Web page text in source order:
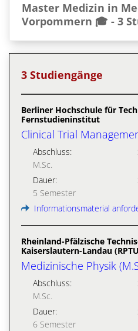
Master Medizin in
Vorpommern 🎓 - 3
3 Studiengänge
Berliner Hochschule für
Fernstudieninstitut
Clinical Trial
Abschluss:
M.Sc.
Dauer:
5 Semester
Informationsmaterial
Rheinland-Pfälzische
Kaiserslautern-Landau
Medizinische Physik
Abschluss:
M.Sc.
Dauer:
6 Semester